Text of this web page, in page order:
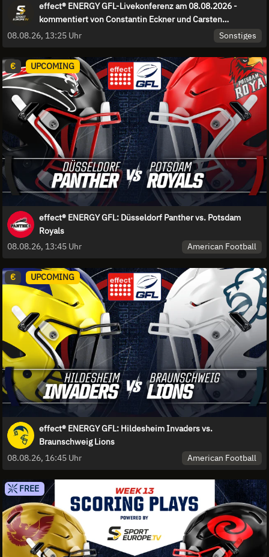
effect® ENERGY GFL-Livekonferenz am 08.08.2026 -
kommentiert von Constantin Eckner und Carsten
Spengemann
08.08.26, 13:25 Uhr Sonstiges
€ UPCOMING
effect® ENERGY GFL: Düsseldorf Panther vs. Potsdam
Royals
08.08.26, 13:45 Uhr
American Football
€ UPCOMING
effect® ENERGY GFL: Hildesheim Invaders vs.
Braunschweig Lions
08.08.26, 16:45 Uhr
American Football
FREE